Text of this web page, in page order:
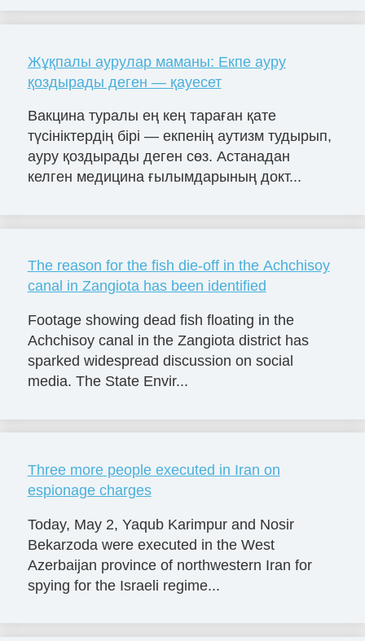
Жұқпалы аурулар маманы: Екпе ауру
қоздырады деген — қауесет
Вакцина туралы ең кең тараған қате
түсініктердің бірі — екпенің аутизм тудырып,
ауру қоздырады деген сөз. Астанадан
келген медицина ғылымдарының докт...
The reason for the fish die-off in the Achchisoy
canal in Zangiota has been identified
Footage showing dead fish floating in the
Achchisoy canal in the Zangiota district has
sparked widespread discussion on social
media. The State Envir...
Three more people executed in Iran on
espionage charges
Today, May 2, Yaqub Karimpur and Nosir
Bekarzoda were executed in the West
Azerbaijan province of northwestern Iran for
spying for the Israeli regime...